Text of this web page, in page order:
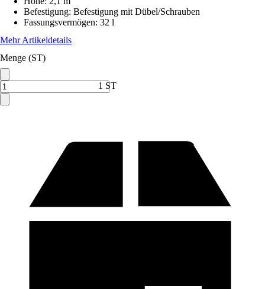
Befestigung: Befestigung mit Dübel/Schrauben
Fassungsvermögen: 32 l
Mehr Artikeldetails
Menge (ST)
1 ST